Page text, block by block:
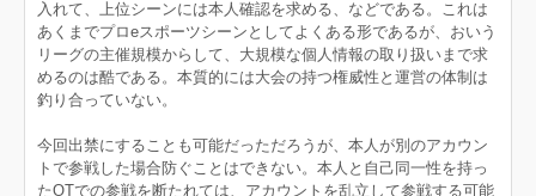
入れて、上位シーンには本人確認を求める、などである。これは
あくまでプロeスポーツシーンとしてよくある形であるが、おいう
リーグの主催規模からして、大規模な個人情報の取り扱いまで求
めるのは酷である。本質的には大会の持つ権威性と運営の体制は
釣り合っていない。
今回出禁にすることも可能だっただろうが、本人が別のアカウン
トで参戦した場合防ぐことはできない。本人と自己同一性を持っ
たOTでの参戦を断たれては、アカウントを乱立して参戦する可能